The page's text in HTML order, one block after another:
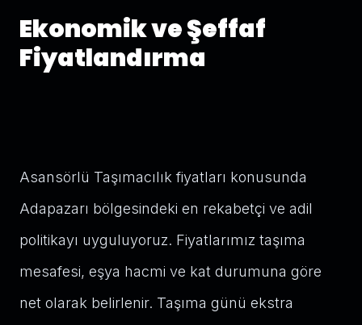
Ekonomik ve Şeffaf
Fiyatlandırma
Asansörlü Taşımacılık fiyatları konusunda
Adapazarı bölgesindeki en rekabetçi ve adil
politikayı uyguluyoruz. Fiyatlarımız taşıma
mesafesi, eşya hacmi ve kat durumuna göre
net olarak belirlenir. Taşıma günü ekstra